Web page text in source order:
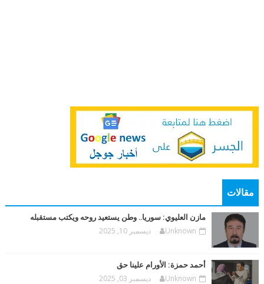
مقالات
مازن العليوي: سوريا.. وطن يستعيد روحه ويكتب مستقبله
Unknown ديسمبر 10, 2025
أحمد حمزة: الأورام علينا حق
Unknown ديسمبر 03, 2025